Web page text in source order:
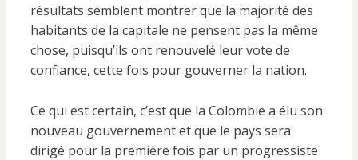
résultats semblent montrer que la majorité des
habitants de la capitale ne pensent pas la même
chose, puisqu’ils ont renouvelé leur vote de
confiance, cette fois pour gouverner la nation.
Ce qui est certain, c’est que la Colombie a élu son
nouveau gouvernement et que le pays sera
dirigé pour la première fois par un progressiste